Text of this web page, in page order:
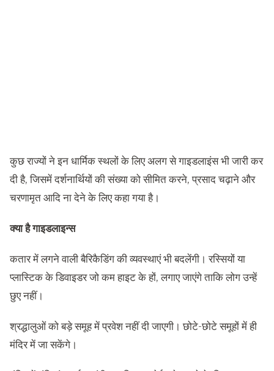
कुछ राज्यों ने इन धार्मिक स्थलों के लिए अलग से गाइडलाइंस भी जारी कर
दी है, जिसमें दर्शनार्थियों की संख्या को सीमित करने, प्रसाद चढ़ाने और
चरणामृत आदि ना देने के लिए कहा गया है।
क्या है गाइडलाइन्स
कतार में लगने वाली बैरिकैडिंग की व्यवस्थाएं भी बदलेंगी। रस्सियों या
प्लास्टिक के डिवाइडर जो कम हाइट के हों, लगाए जाएंगे ताकि लोग उन्हें
छुए नहीं।
श्रद्धालुओं को बड़े समूह में प्रवेश नहीं दी जाएगी। छोटे-छोटे समूहों में ही
मंदिर में जा सकेंगे।